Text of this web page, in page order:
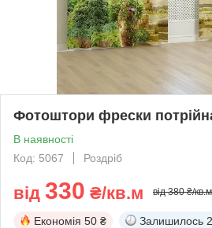
Фотоштори фрески
В наявності
Код: 5067
Роздріб
від 330 ₴/кв.м від 380 ₴/кв.м
Економія 50 ₴ Залишилось